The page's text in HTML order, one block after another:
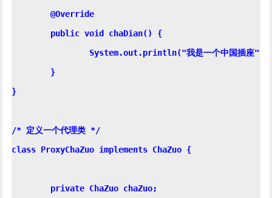
	@Override
}
/* 定义一个代理类 */
class ProxyChaZuo implements ChaZuo {